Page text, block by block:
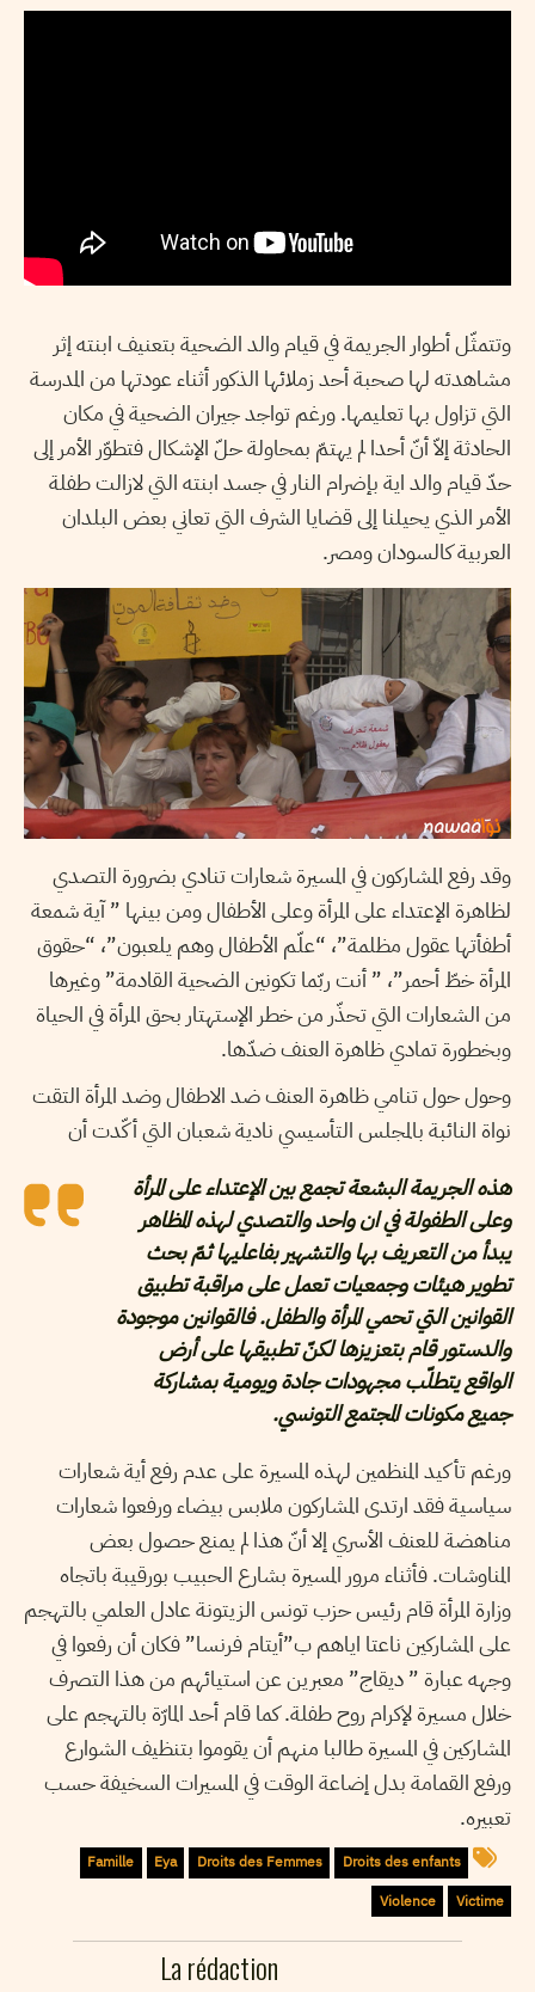
وتتمثّل أطوار الجريمة في قيام والد الضحية بتعنيف ابنته إثر
مشاهدته لها صحبة أحد زملائها الذكور أثناء عودتها من المدرسة
التي تزاول بها تعليمها. ورغم تواجد جيران الضحية في مكان
الحادثة إلاّ أنّ أحدا لم يهتمّ بمحاولة حلّ الإشكال فتطوّر الأمر إلى
حدّ قيام والد اية بإضرام النار في جسد ابنته التي لازالت طفلة
الأمر الذي يحيلنا إلى قضايا الشرف التي تعاني بعض البلدان
العربية كالسودان ومصر.
وقد رفع المشاركون في المسيرة شعارات تنادي بضرورة التصدي
لظاهرة الإعتداء على المرأة وعلى الأطفال ومن بينها ” آية شمعة
أطفأتها عقول مظلمة”، “علّم الأطفال وهم يلعبون”، “حقوق
المرأة خطّ أحمر”، ” أنت ربّما تكونين الضحية القادمة” وغيرها
من الشعارات التي تحذّر من خطر الإستهتار بحق المرأة في الحياة
وبخطورة تمادي ظاهرة العنف ضدّها.
وحول حول تنامي ظاهرة العنف ضد الاطفال وضد المرأة التقت
نواة النائبة بالمجلس التأسيسي نادية شعبان التي أكّدت أن
هذه الجريمة البشعة تجمع بين الإعتداء على المرأة
وعلى الطفولة في ان واحد والتصدي لهذه المظاهر
يبدأ من التعريف بها والتشهير بفاعليها ثمّ بحث
تطوير هيئات وجمعيات تعمل على مراقبة تطبيق
القوانين التي تحمي المرأة والطفل. فالقوانين موجودة
والدستور قام بتعزيزها لكنّ تطبيقها على أرض
الواقع يتطلّب مجهودات جادة ويومية بمشاركة
جميع مكونات المجتمع التونسي.
ورغم تأكيد المنظمين لهذه المسيرة على عدم رفع أية شعارات
سياسية فقد ارتدى المشاركون ملابس بيضاء ورفعوا شعارات
مناهضة للعنف الأسري إلا أنّ هذا لم يمنع حصول بعض
المناوشات. فأثناء مرور المسيرة بشارع الحبيب بورقيبة باتجاه
وزارة المرأة قام رئيس حزب تونس الزيتونة عادل العلمي بالتهجم
على المشاركين ناعتا اياهم ب”أيتام فرنسا” فكان أن رفعوا في
وجهه عبارة ” ديقاج” معبرين عن استيائهم من هذا التصرف
خلال مسيرة لإكرام روح طفلة. كما قام أحد المارّة بالتهجم على
المشاركين في المسيرة طالبا منهم أن يقوموا بتنظيف الشوارع
ورفع القمامة بدل إضاعة الوقت في المسيرات السخيفة حسب
تعبيره.
Droits des enfants
Droits des Femmes
Eya
Famille
Victime
Violence
La rédaction